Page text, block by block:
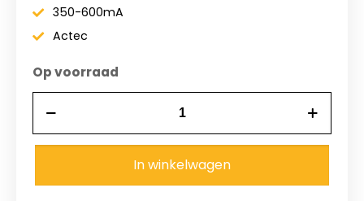
350-600mA
Actec
Op voorraad
LED
driver
In winkelwagen